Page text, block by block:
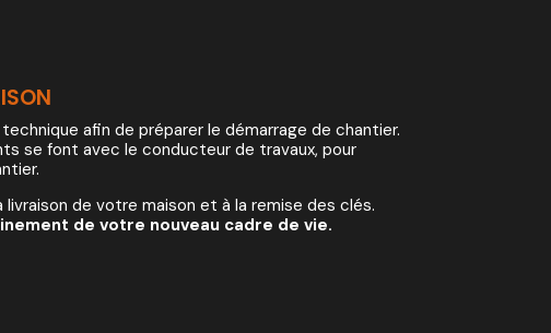
afin de préparer le démarrage de chantier.
se font avec le conducteur de travaux, pour
de votre maison et à la remise des clés.
de votre nouveau cadre de vie.